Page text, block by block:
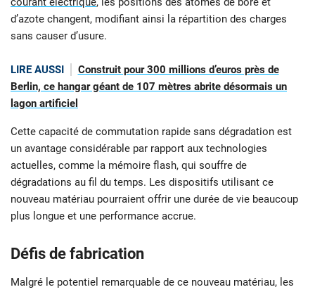
d’azote changent, modifiant ainsi la répartition des charges
sans causer d’usure.
LIRE AUSSI
Construit pour 300 millions d’euros près de
Berlin, ce hangar géant de 107 mètres abrite désormais un
lagon artificiel
Cette capacité de commutation rapide sans dégradation est
un avantage considérable par rapport aux technologies
actuelles, comme la mémoire flash, qui souffre de
dégradations au fil du temps. Les dispositifs utilisant ce
nouveau matériau pourraient offrir une durée de vie beaucoup
plus longue et une performance accrue.
Défis de fabrication
Malgré le potentiel remarquable de ce nouveau matériau, les